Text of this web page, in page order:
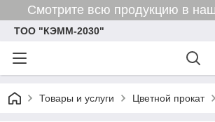
Смотрите всю продукцию в
ТОО "КЭММ-2030"
Товары и услуги Цветной прокат